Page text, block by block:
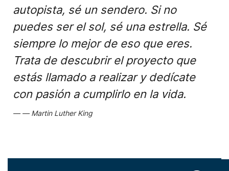
autopista, sé un sendero. Si no
puedes ser el sol, sé una estrella. Sé
siempre lo mejor de eso que eres.
Trata de descubrir el proyecto que
estás llamado a realizar y dedícate
con pasión a cumplirlo en la vida.
Martin Luther King